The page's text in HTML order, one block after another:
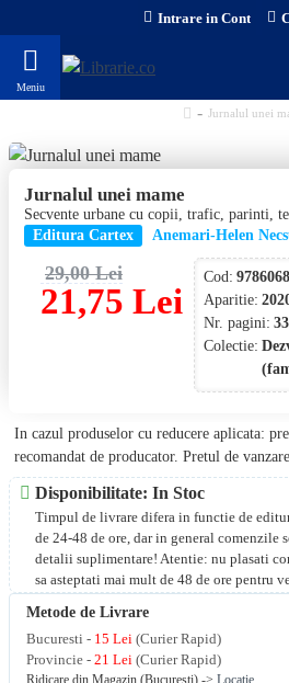
Intrare in Cont
Jurnalul unei
Jurnalul unei mame
Secvente urbane cu copii, trafic, parinti,
Editura Cartex
Anemari-Helen
21,75 Lei
29,00 Lei Cod:
Aparitie:
Nr. pagini:
Colectie:
Metode de Livrare
Bucuresti - 15 Lei (Curier Rapid)
Provincie - 21 Lei (Curier Rapid)
In cazul produselor cu reducere aplicata:
recomandat de producator. Pretul de
Disponibilitate: In Stoc
Timpul de livrare difera in functie de
de 24-48 de ore, dar in general comenzile
detalii suplimentare! Atentie: nu plasati
sa asteptati mai mult de 48 de ore pentru